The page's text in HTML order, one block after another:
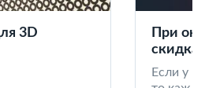
3D
При
скидка
Если у